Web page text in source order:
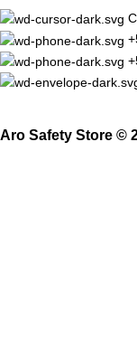
Aro Safety Store ©